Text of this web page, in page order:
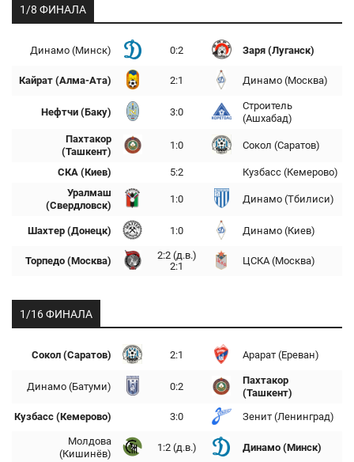
1/8 ФИНАЛА
Динамо (Минск) 0:2 Заря (Луганск)
Кайрат (Алма-Ата) 2:1 Динамо (Москва)
Нефтчи (Баку) 3:0
Строитель
(Ашхабад)
Пахтакор
(Ташкент)
1:0 Сокол (Саратов)
СКА (Киев) 5:2
Кузбасс (Кемерово)
Уралмаш
(Свердловск)
1:0 Динамо (Тбилиси)
Шахтер (Донецк) 1:0 Динамо (Киев)
Торпедо (Москва)
2:2 (д.в.)
2:1
ЦСКА (Москва)
1/16 ФИНАЛА
Сокол (Саратов) 2:1 Арарат (Ереван)
Динамо (Батуми) 0:2
Пахтакор
(Ташкент)
Кузбасс (Кемерово) 3:0 Зенит (Ленинград)
Молдова
(Кишинёв)
1:2 (д.в.) Динамо (Минск)